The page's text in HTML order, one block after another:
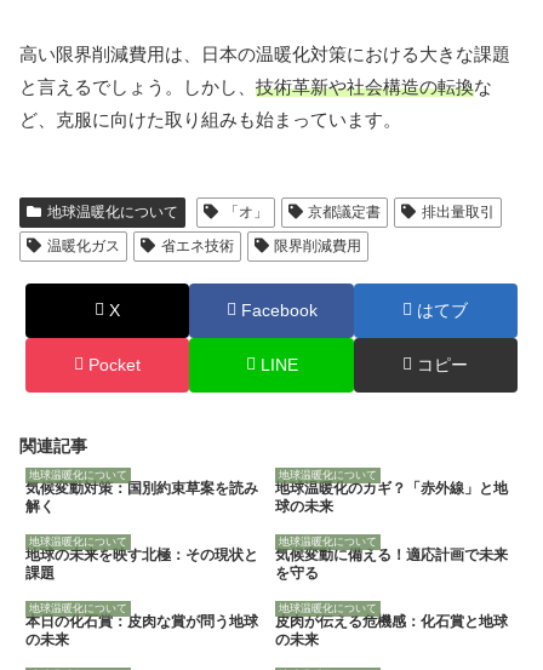
高い限界削減費用は、日本の温暖化対策における大きな課題
と言えるでしょう。しかし、 技術革新や社会構造の転換な
ど、克服に向けた取り組みも始まっています。
地球温暖化について 「オ」 京都議定書
排出量取引
温暖化ガス
省エネ技術 限界削減費用
X Facebook はてブ
Pocket LINE コピー
関連記事
地球温暖化について
気候変動対策：国別約束草案を読み
解く
地球温暖化について
地球温暖化のカギ？「赤外線」と地
球の未来
地球温暖化について
地球の未来を映す北極：その現状と
課題
地球温暖化について
気候変動に備える！適応計画で未来
を守る
地球温暖化について
本日の化石賞：皮肉な賞が問う地球
の未来
地球温暖化について
皮肉が伝える危機感：化石賞と地球
の未来